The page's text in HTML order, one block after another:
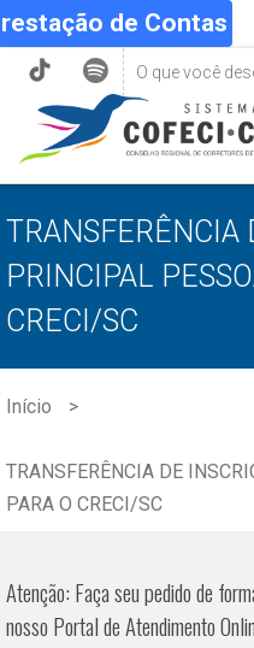
de Contas
TRANSFERÊNCIA
PRINCIPAL
CRECI/SC
Início
TRANSFERÊNCIA DE
PARA O CRECI/SC
Atenção: Faça seu pedido de
nosso Portal de Atendimento